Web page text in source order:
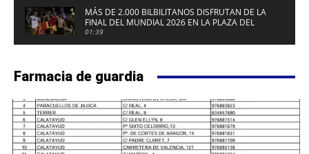
MÁS DE 2.000 BILBILITANOS DISFRUTAN DE LA
FINAL DEL MUNDIAL 2026 EN LA PLAZA DEL
FUERTE DE CALATAYUD
01:39
Farmacia de guardia